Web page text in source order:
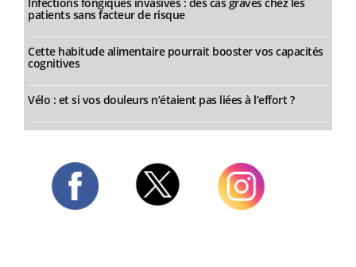
patients sans facteur de risque
Cette habitude alimentaire pourrait booster vos capacités
cognitives
Vélo : et si vos douleurs n’étaient pas liées à l’effort ?